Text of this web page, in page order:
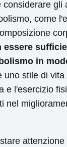
considerare gli
come
essere
in
uno stile di
e l'esercizio
nel